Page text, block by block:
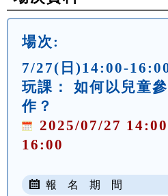
場次:
7/27(日)14:00-
玩課： 如何以兒童
作？
2025/07/27
16:00
報 名 期 間